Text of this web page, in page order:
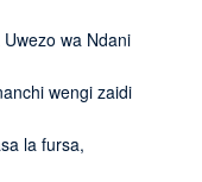
wa Ndani
wengi zaidi
la fursa,